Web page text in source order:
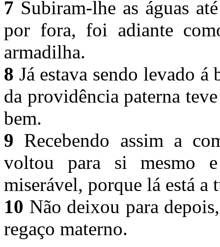
7 Subiram-lhe as águas
por fora, foi adiante
armadilha.
8 Já estava sendo levado
da providência paterna
bem.
9 Recebendo assim a
voltou para si mesmo
miserável, porque lá está a
10 Não deixou para
regaço materno.